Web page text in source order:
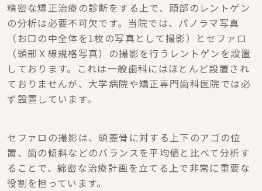
精密な矯正治療の診断をする上で、頭部のレントゲン
の分析は必要不可欠です。当院では、パノラマ写真
（お口の中全体を1枚の写真として撮影）とセファロ
（頭部Ｘ線規格写真）の撮影を行うレントゲンを設置
しております。これは一般歯科にはほとんど設置され
ておりませんが、大学病院や矯正専門歯科医院では必
ず設置しています。
セファロの撮影は、頭蓋骨に対する上下のアゴの位
置、歯の傾斜などのバランスを平均値と比べて分析す
ることで、綿密な治療計画を立てる上で非常に重要な
役割を担っています。